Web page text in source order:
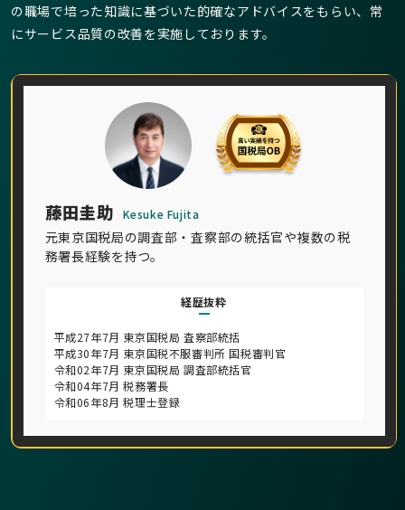
藤田圭助 Kesuke Fujita
元東京国税局の調査部・査察部の統括官や複数の税
務署長経験を持つ。
経歴抜粋
平成27年7月 東京国税局 査察部統括
平成30年7月 東京国税不服審判所 国税審判官
令和02年7月 東京国税局 調査部統括官
令和04年7月 税務署長
令和06年8月 税理士登録
の職場で培った知識に基づいた的確なアドバイスをもらい、常
にサービス品質の改善を実施しております。